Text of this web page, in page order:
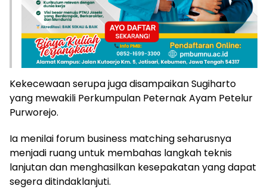
Kekecewaan serupa juga disampaikan Sugiharto
yang mewakili Perkumpulan Peternak Ayam Petelur
Purworejo.
Ia menilai forum business matching seharusnya
menjadi ruang untuk membahas langkah teknis
lanjutan dan menghasilkan kesepakatan yang dapat
segera ditindaklanjuti.